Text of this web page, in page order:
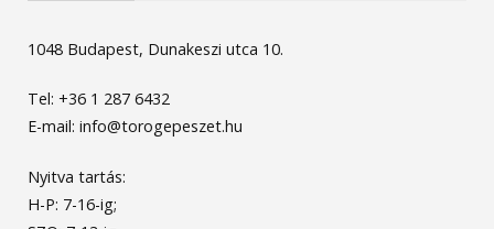
1048 Budapest, Dunakeszi utca 10.
Tel: +36 1 287 6432
E-mail: info@torogepeszet.hu
Nyitva tartás:
H-P: 7-16-ig;